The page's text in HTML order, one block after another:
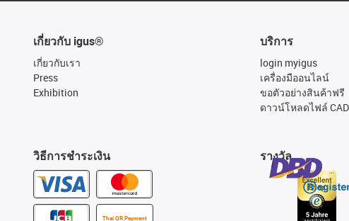
เกี่ยวกับ igus®
เกี่ยวกับเรา
Press
Exhibition
วิธีการชำระเงิน
Thai QR Payment
บริการ
login myigus
เครื่องมืออนไลน์
ขอตัวอย่างสินค้าฟรี
ดาวน์โหลดไฟล์ CAD
รางวัล